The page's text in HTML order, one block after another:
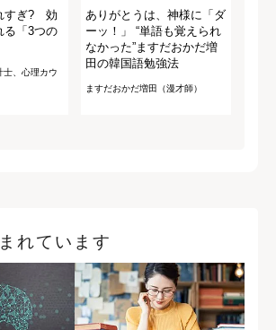
すぎ? 効
る「3つの
士、心理カウ
ありがとうは、神様に「ダ
ーッ！」 “単語も覚えられ
なかった”ますだおかだ増
田の韓国語勉強法
ますだおかだ増田（漫才師）
れています